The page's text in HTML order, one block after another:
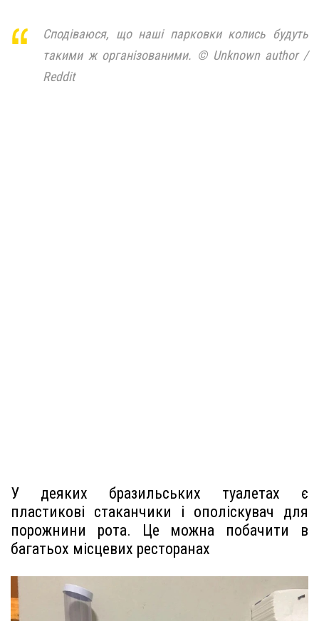
Сподіваюся, що наші парковки колись будуть
такими ж організованими. © Unknown author /
Reddit
У деяких бразильських туалетах є
пластикові стаканчики і ополіскувач для
порожнини рота. Це можна побачити в
багатьох місцевих ресторанах